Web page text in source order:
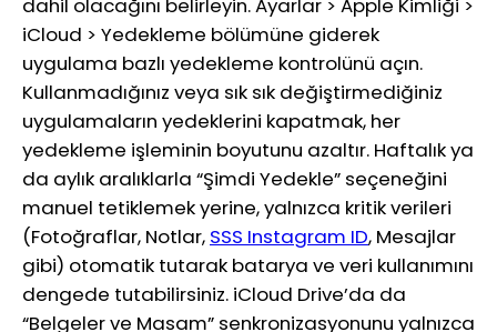
iCloud > Yedekleme bölümüne giderek
uygulama bazlı yedekleme kontrolünü açın.
Kullanmadığınız veya sık sık değiştirmediğiniz
uygulamaların yedeklerini kapatmak, her
yedekleme işleminin boyutunu azaltır. Haftalık ya
da aylık aralıklarla “Şimdi Yedekle” seçeneğini
manuel tetiklemek yerine, yalnızca kritik verileri
(Fotoğraflar, Notlar, SSS Instagram ID, Mesajlar
gibi) otomatik tutarak batarya ve veri kullanımını
dengede tutabilirsiniz. iCloud Drive’da da
“Belgeler ve Masam” senkronizasyonunu yalnızca